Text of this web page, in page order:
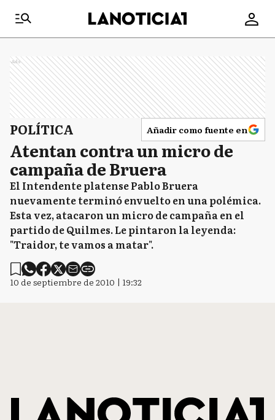
Ads
POLÍTICA Añadir como fuente en
Atentan contra un micro de
campaña de Bruera
El Intendente platense Pablo Bruera
nuevamente terminó envuelto en una polémica.
Esta vez, atacaron un micro de campaña en el
partido de Quilmes. Le pintaron la leyenda:
"Traidor, te vamos a matar".
10 de septiembre de 2010 | 19:32